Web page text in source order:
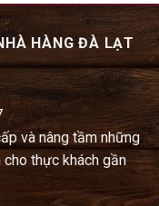
HÀNG ĐÀ LẠT
và nâng tầm những
thực khách gần